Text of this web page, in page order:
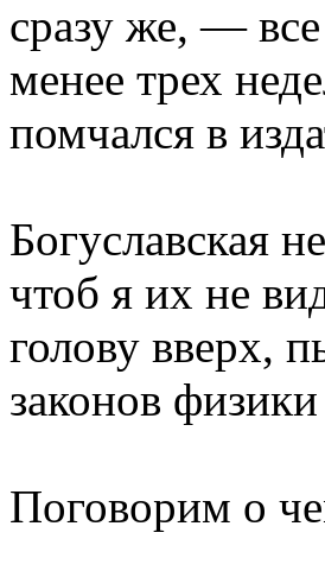
сразу же, —
менее трех
помчался в
Богуславская
чтоб я их не
голову вверх,
законов
Поговорим о